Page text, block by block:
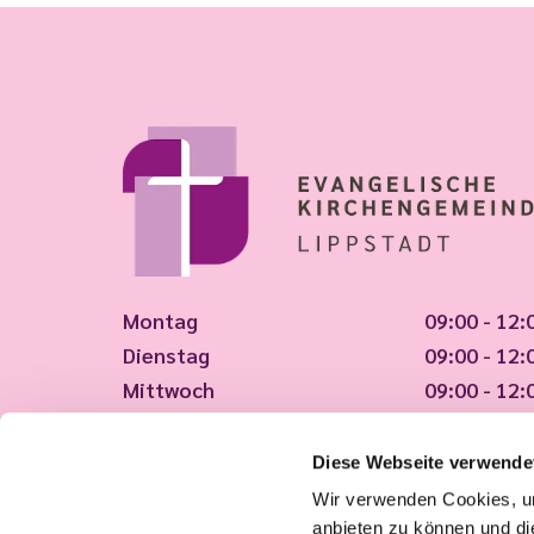
Diese Webseite
Wir verwenden Cookies,
anbieten zu können und
Montag
09:00 -
Dienstag
09:00 -
Mittwoch
09:00 -
09:00 -
Tut uns leid, wir haben geschlossen!